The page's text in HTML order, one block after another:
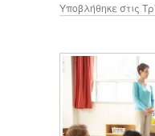
Υποβλήθηκε στις